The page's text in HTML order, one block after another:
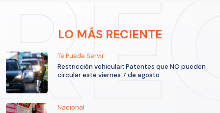
LO MÁS RECIENTE
Te Puede Servir
Restricción vehicular: Patentes que NO pueden
circular este viernes 7 de agosto
Nacional